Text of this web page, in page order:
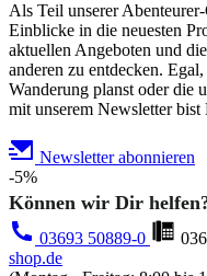
Als Teil unserer
Einblicke in die neuesten
aktuellen Angeboten und
anderen zu entdecken.
Wanderung planst oder die
mit unserem Newsletter
Newsletter abonnieren
-5%
Können wir Dir
03693 50889-0
shop.de